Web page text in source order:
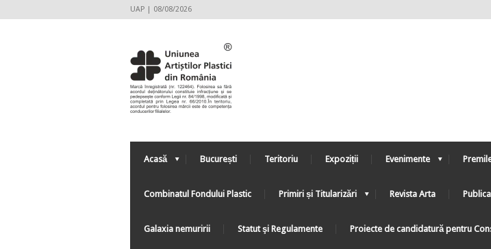
UAP | 08/08/2026
Acasă București Teritoriu Expoziții Evenimente
Combinatul Fondului Plastic Primiri și Titularizări Revista Arta
Galaxia nemuririi Statut şi Regulamente Proiecte de candidatură pentru